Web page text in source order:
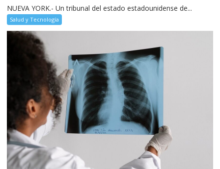
NUEVA YORK.- Un tribunal del estado estadounidense de...
Salud y Tecnología